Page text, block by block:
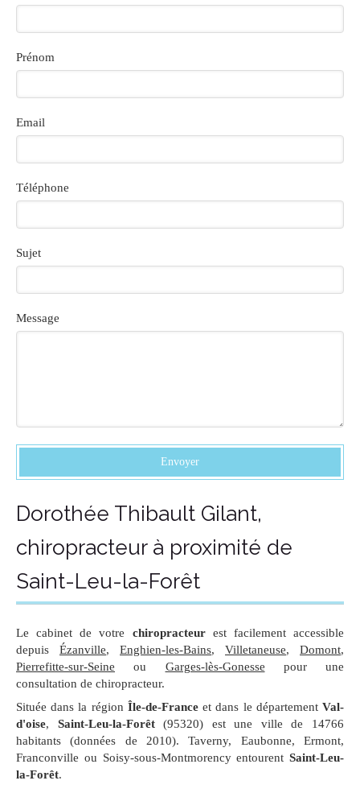
Prénom
Email
Téléphone
Sujet
Message
Envoyer
Dorothée Thibault Gilant,
chiropracteur à proximité de
Saint-Leu-la-Forêt
Le cabinet de votre chiropracteurest facilement accessible
depuis Ézanville, Enghien-les-Bains, Villetaneuse, Domont,
Pierrefitte-sur-Seine ou Garges-lès-Gonesse pour une
consultation de chiropracteur.
Située dans la région Île-de-Franceet dans le départementVal-
d'oise, Saint-Leu-la-Forêt(95320) est une ville de 14766
habitants (données de 2010). Taverny, Eaubonne, Ermont,
Franconville ou Soisy-sous-Montmorency entourent Saint-Leu-
la-Forêt.